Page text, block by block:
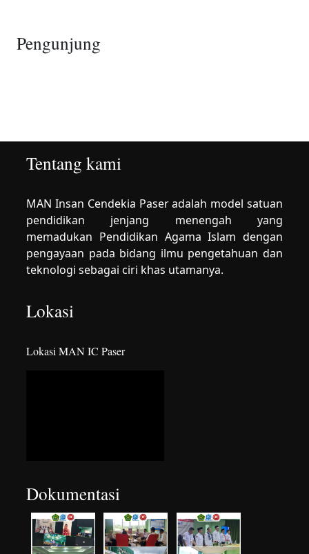
Pengunjung
Tentang kami
MAN Insan Cendekia Paser adalah model satuan
pendidikan jenjang menengah yang
memadukan Pendidikan Agama Islam dengan
pengayaan pada bidang ilmu pengetahuan dan
teknologi sebagai ciri khas utamanya.
Lokasi
Lokasi MAN IC Paser
Dokumentasi